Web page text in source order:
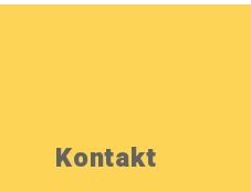
Kontakt